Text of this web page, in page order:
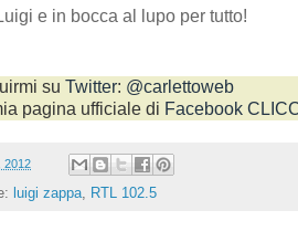
e in bocca al lupo per tutto!
su Twitter: @carlettoweb
pagina ufficiale di Facebook
2012
luigi zappa, RTL 102.5